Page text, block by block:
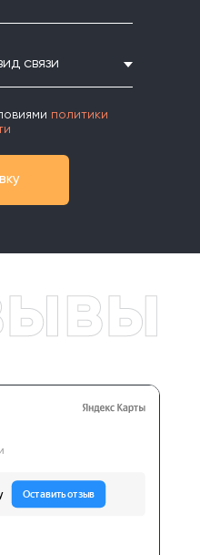
политики